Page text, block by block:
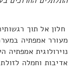
חלון אל תוך
מעורר אמפתיה
נוירולוגית
אדיבות וחמלה